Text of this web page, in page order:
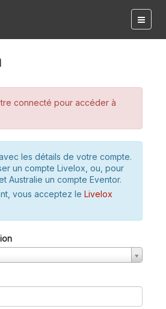
connecté pour accéder à
les détails de votre compte.
un compte Livelox, ou, pour
Australie un compte Eventor.
vous acceptez le Livelox